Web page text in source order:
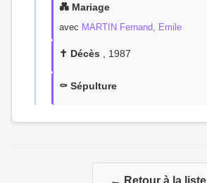
💑 Mariage
avec MARTIN Fernand, Emile
✝️ Décès , 1987
⚰️ Sépulture
← Retour à la liste